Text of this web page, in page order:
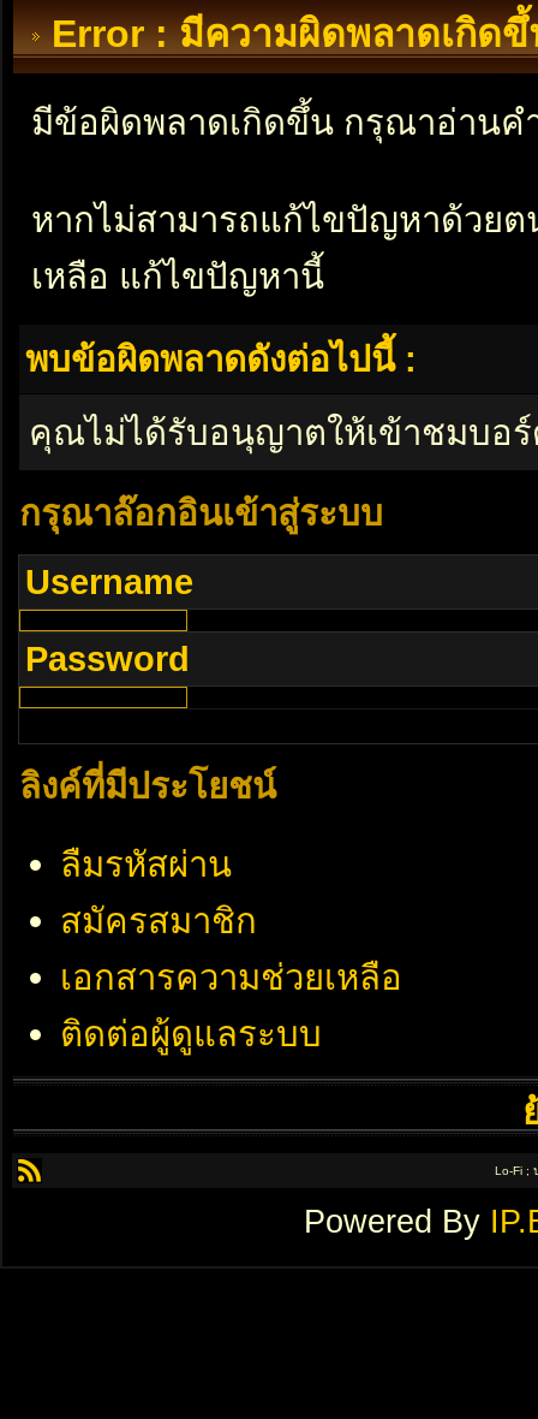
Error : มีความผิดพลาดเกิดขึ้
มีข้อผิดพลาดเกิดขึ้น กรุณาอ่านค
หากไม่สามารถแก้ไขปัญหาด้วย
เหลือ แก้ไขปัญหานี้
พบข้อผิดพลาดดังต่อไปนี้ :
คุณไม่ได้รับอนุญาตให้เข้าชมบอ
กรุณาล๊อกอินเข้าสู่ระบบ
Username
Password
ลิงค์ที่มีประโยชน์
ลืมรหัสผ่าน
สมัครสมาชิก
เอกสารความช่วยเหลือ
ติดต่อผู้ดูแลระบบ
Lo-Fi ;
Powered By